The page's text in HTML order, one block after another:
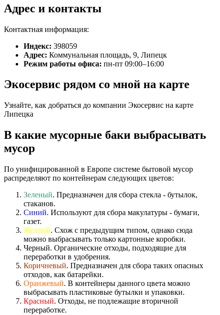
Адрес и контакты
Контактная информация:
Индекс: 398059
Адрес: Коммунальная площадь, 9, Липецк
Режим работы офиса: пн-пт 09:00–16:00
Экосервис рядом со мной на карте
Узнайте, как добраться до компании Экосервис на карте
Липецка
В какие мусорные баки выбрасывать
мусор
По унифицированной в Европе системе бытовой мусор
распределяют по контейнерам следующих цветов:
Зеленый. Предназначен для сбора стекла - бутылок,
стаканов.
Синий. Используют для сбора макулатуры - бумаги,
газет.
Желтый. Схож с предыдущим типом, однако сюда
можно выбрасывать только картонные коробки.
Черный. Органические отходы, подходящие для
переработки в удобрения.
Коричневый. Предназначен для сбора таких опасных
отходов, как батарейки.
Оранжевый. В контейнеры данного цвета можно
выбрасывать пластиковые бутылки и упаковки.
Красный. Отходы, не подлежащие вторичной
переработке.